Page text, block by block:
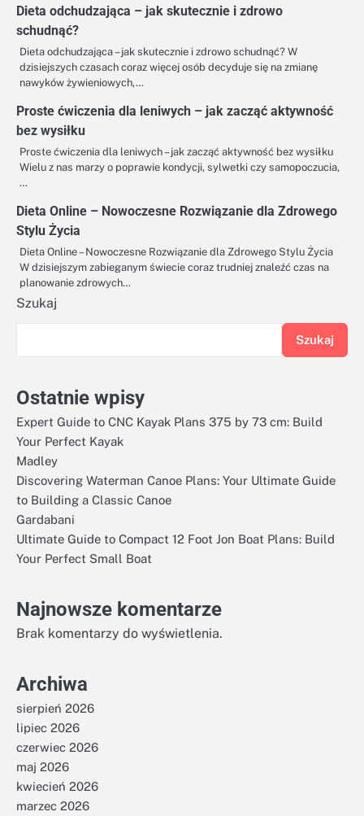
Dieta odchudzająca – jak skutecznie i zdrowo
schudnąć?
Dieta odchudzająca – jak skutecznie i zdrowo schudnąć? W
dzisiejszych czasach coraz więcej osób decyduje się na zmianę
nawyków żywieniowych,…
Proste ćwiczenia dla leniwych – jak zacząć aktywność
bez wysiłku
Proste ćwiczenia dla leniwych – jak zacząć aktywność bez wysiłku
Wielu z nas marzy o poprawie kondycji, sylwetki czy samopoczucia,
…
Dieta Online – Nowoczesne Rozwiązanie dla Zdrowego
Stylu Życia
Dieta Online – Nowoczesne Rozwiązanie dla Zdrowego Stylu Życia
W dzisiejszym zabieganym świecie coraz trudniej znaleźć czas na
planowanie zdrowych…
Szukaj
Szukaj
Ostatnie wpisy
Expert Guide to CNC Kayak Plans 375 by 73 cm: Build
Your Perfect Kayak
Madley
Discovering Waterman Canoe Plans: Your Ultimate Guide
to Building a Classic Canoe
Gardabani
Ultimate Guide to Compact 12 Foot Jon Boat Plans: Build
Your Perfect Small Boat
Najnowsze komentarze
Brak komentarzy do wyświetlenia.
Archiwa
sierpień 2026
lipiec 2026
czerwiec 2026
maj 2026
kwiecień 2026
marzec 2026